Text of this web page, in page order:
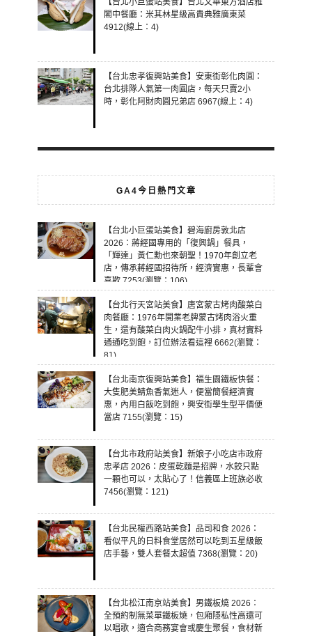
【台北小巨蛋站美食】台北文華東方酒店雅
閣中餐廳：米其林星級高貴典雅廣東菜
4912(線上：4)
【台北忠孝復興站美食】安東街彰化肉圓：
台北排隊人氣第一肉圓店，每天只賣2小
時，彰化阿財肉圓兄弟店 6967(線上：4)
GA4今日熱門文章
【台北小巨蛋站美食】碧海廚房敦北店
2026：蔣經國專用的「復興鍋」餐具，
「輝達」黃仁勳也來朝聖！1970年創立老
店，傳承蔣經國招待所，經濟實惠，長輩會
喜歡 7253(瀏覽：106)
【台北行天宮站美食】唐宮蒙古烤肉酸菜白
肉餐廳：1976年開業老牌蒙古烤肉浴火重
生，還有酸菜白肉火鍋配牛小排，真材實料
通通吃到飽，訂位辦法看這裡 6662(瀏覽：
81)
【台北南京復興站美食】福生園鐵板快餐：
大隻肥美鯖魚香氣迷人，便當簡餐經濟實
惠，內用白飯吃到飽，興安街學生型平價便
當店 7155(瀏覽：15)
【台北市政府站美食】新娘子小吃店市政府
忠孝店 2026：皮蛋乾麵是招牌，水餃只點
一顆也可以，太貼心了！信義區上班族必收
7456(瀏覽：121)
【台北民權西路站美食】品司和食 2026：
看似平凡的日料食堂居然可以吃到五星級飯
店手藝，雙人套餐太超值 7368(瀏覽：20)
【台北松江南京站美食】男鐵板燒 2026：
全預約制無菜單鐵板燒，包廂隱私性高還可
以唱歌，適合商務宴會或慶生聚餐，食材新